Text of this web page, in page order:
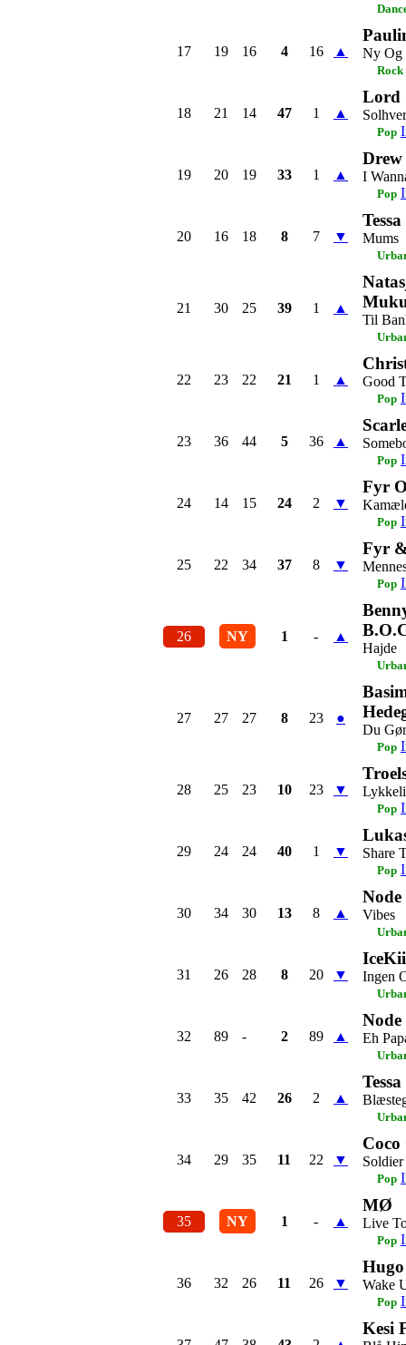
17 19 16 4 16 ▲ Ny
Rock
18 21 14 47 1 ▲
Lord
Pop
19 20 19 33 1 ▲
Drew
I
Pop
20 16 18 8 7 ▼
Tessa
Mums
21 30 25 39 1 ▲
Til
22 23 22 21 1 ▲ Good
Pop
23 36 44 5 36 ▲
Pop
24 14 15 24 2 ▼
Fyr
Pop
25 22 34 37 8 ▼
Fyr
Pop
26 NY 1 - ▲
Hajde
27 27 27 8 23 ●
Du
Pop
28 25 23 10 23 ▼
Pop
29 24 24 40 1 ▼ Share
Pop
30 34 30 13 8 ▲ Vibes
31 26 28 8 20 ▼ Ingen
32 89 - 2 89 ▲
Node
Eh
33 35 42 26 2 ▲
34 29 35 11 22 ▼
Coco
Soldier
Pop
35 NY 1 - ▲
MØ
Live
Pop
36 32 26 11 26 ▼ Wake
Pop
Kesi